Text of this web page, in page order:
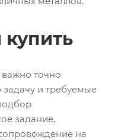
важно точно
задачу и требуемые
задание,
на